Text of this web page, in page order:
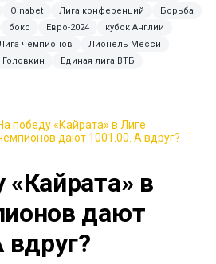
Oinabet Лига конференций
Борьба
бокс Евро-2024
кубок Англии
чемпионов
Лионель Месси
Единая лига ВТБ
победу «Кайрата» в Лиге
дают 1001.00. А вдруг?
«Кайрата» в
дают
вдруг?